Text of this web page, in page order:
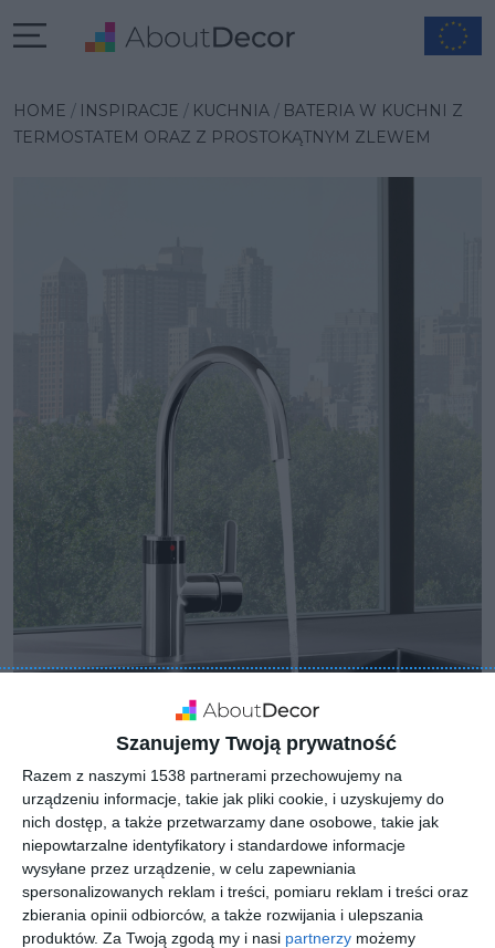
Szanujemy Twoją prywatność
Razem z naszymi 1538 partnerami przechowujemy na
urządzeniu informacje, takie jak pliki cookie, i uzyskujemy do
nich dostęp, a także przetwarzamy dane osobowe, takie jak
niepowtarzalne identyfikatory i standardowe informacje
wysyłane przez urządzenie, w celu zapewniania
spersonalizowanych reklam i treści, pomiaru reklam i treści oraz
zbierania opinii odbiorców, a także rozwijania i ulepszania
produktów. Za Twoją zgodą my i nasi partnerzy możemy
HOME INSPIRACJE KUCHNIA
BATERIA W KUCHNI Z
TERMOSTATEM ORAZ Z PROSTOKĄTNYM ZLEWEM